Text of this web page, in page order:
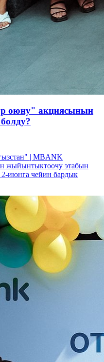
оюну" акциясынын
| MBANK
жыйынтыктоочу этабын
2-июнга чейин бардык